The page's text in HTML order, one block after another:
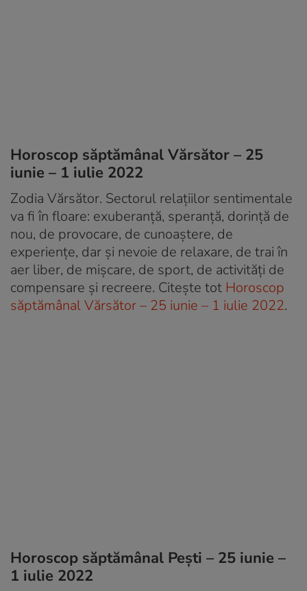
Horoscop săptămânal Vărsător – 25
iunie – 1 iulie 2022
Zodia Vărsător. Sectorul relațiilor sentimentale
va fi în floare: exuberanță, speranță, dorință de
nou, de provocare, de cunoaștere, de
experiențe, dar și nevoie de relaxare, de trai în
aer liber, de mișcare, de sport, de activități de
compensare și recreere. Citește tot Horoscop
săptămânal Vărsător – 25 iunie – 1 iulie 2022.
Horoscop săptămânal Pești – 25 iunie –
1 iulie 2022